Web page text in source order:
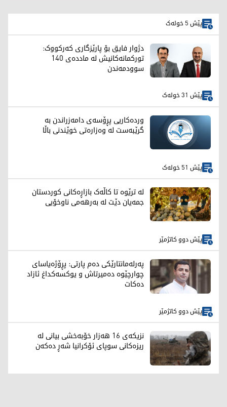
پێش 5 خولەک
دژوار فایق بۆ پارێزگاری کەرکووک:
تورکمانەکانیش لە ماددەی 140
سوودمەندن
پێش 31 خولەک
وردەکاریی پڕۆسەی دامەزراندن بە
گرێبەست لە وەزارەتی خوێندنی باڵا
پێش 51 خولەک
لە ترێوە تا کاڵەک بازاڕەکانی کوردستان
جمەیان دێت لە بەرهەمی ناوخۆیی
پێش دوو کاتژمێر
پەرلەمانتارێکی دەم پارتی: پڕۆژەیاسای
چوارچێوە دەمیرتاش و یوکسەکداغ ئازاد
دەکات
پێش دوو کاتژمێر
نزیکەی 16 هەزار خۆبەخشی بیانی لە
ریزەکانی سوپای ئۆکرانیا شەڕ دەکەن